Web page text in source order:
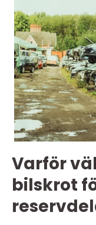
Varför
bilskrot